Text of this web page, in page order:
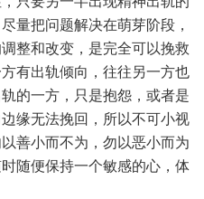
量把问题解决在萌芽阶段，
整和改变，是完全可以挽救
有出轨倾向，往往另一方也
的一方，只是抱怨，或者是
缘无法挽回，所以不可小视
善小而不为，勿以恶小而为
随便保持一个敏感的心，体